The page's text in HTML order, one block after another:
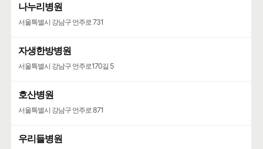
나누리병원
서울특별시 강남구 언주로 731
자생한방병원
서울특별시 강남구 언주로170길 5
호산병원
서울특별시 강남구 언주로 871
우리들병원